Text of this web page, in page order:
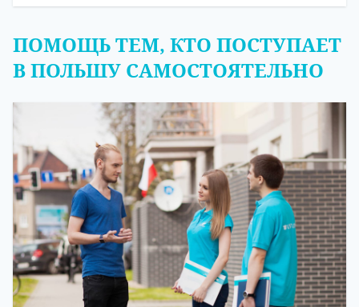
ПОМОЩЬ ТЕМ, КТО ПОСТУПАЕТ
В ПОЛЬШУ САМОСТОЯТЕЛЬНО